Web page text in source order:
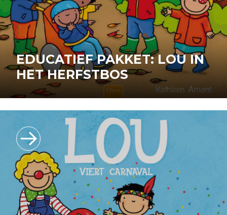
EDUCATIEF PAKKET: LOU IN
HET HERFSTBOS